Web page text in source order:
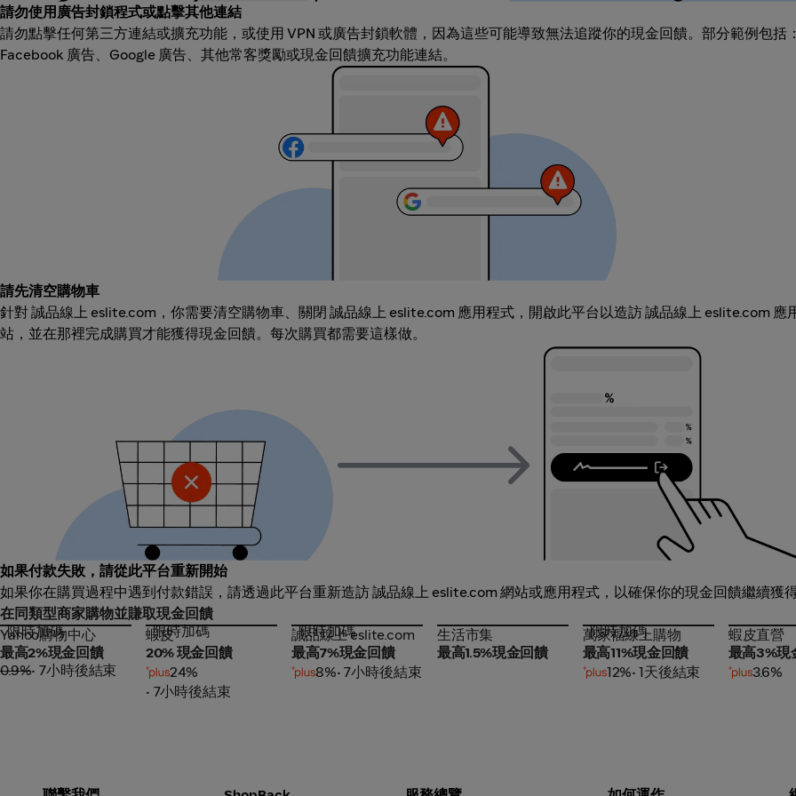
請勿使用廣告封鎖程式或點擊其他連結
請勿點擊任何第三方連結或擴充功能，或使用 VPN 或廣告封鎖軟體，因為這些可能導致無法追蹤你的現金回饋。部分範例包括：
Facebook 廣告、Google 廣告、其他常客獎勵或現金回饋擴充功能連結。
請先清空購物車
針對 誠品線上 eslite.com，你需要清空購物車、關閉 誠品線上 eslite.com 應用程式，開啟此平台以造訪 誠品線上 eslite.com 應
站，並在那裡完成購買才能獲得現金回饋。每次購買都需要這樣做。
如果付款失敗，請從此平台重新開始
如果你在購買過程中遇到付款錯誤，請透過此平台重新造訪 誠品線上 eslite.com 網站或應用程式，以確保你的現金回饋繼續獲得
在同類型商家購物並賺取現金回饋
Yahoo購物中心
限時加碼
Yahoo購物中心
最高2%現金回饋
0.9%• 7小時後結束
蝦皮
限時加碼
蝦皮
20% 現金回饋
24%
• 7小時後結束
誠品線上 eslite.com
限時加碼
誠品線上 eslite.com
最高7%現金回饋
8%• 7小時後結束
生活市集
生活市集
最高1.5%現金回饋
萬家福線上購物
限時加碼
萬家福線上購物
最高11%現金回饋
12%• 1天後結束
蝦皮直營
蝦皮直營
最高3%現
3.6%